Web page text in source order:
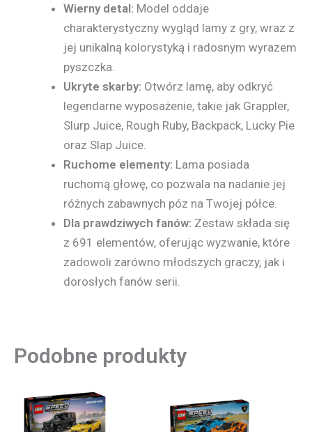
Wierny detal: Model oddaje
charakterystyczny wygląd lamy z gry, wraz z
jej unikalną kolorystyką i radosnym wyrazem
pyszczka.
Ukryte skarby: Otwórz lamę, aby odkryć
legendarne wyposażenie, takie jak Grappler,
Slurp Juice, Rough Ruby, Backpack, Lucky Pie
oraz Slap Juice.
Ruchome elementy: Lama posiada
ruchomą głowę, co pozwala na nadanie jej
różnych zabawnych póz na Twojej półce.
Dla prawdziwych fanów: Zestaw składa się
z 691 elementów, oferując wyzwanie, które
zadowoli zarówno młodszych graczy, jak i
dorosłych fanów serii.
Podobne produkty